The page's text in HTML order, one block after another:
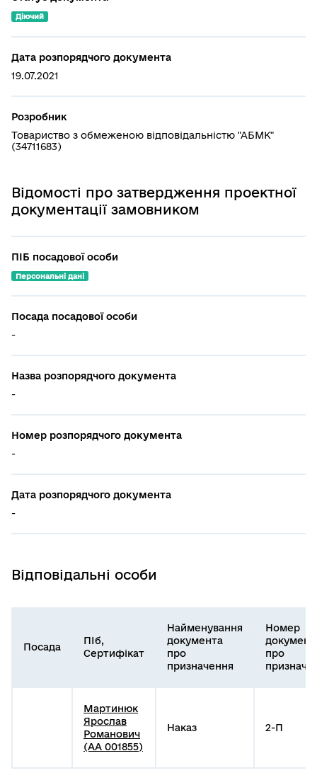
Діючий
Дата розпорядчого документа
19.07.2021
Розробник
Товариство з обмеженою відповідальністю "АБМК"
(34711683)
Відомості про затвердження проектної
документації замовником
ПІБ посадової особи
Персональні дані
Посада посадової особи
-
Назва розпорядчого документа
-
Номер розпорядчого документа
-
Дата розпорядчого документа
-
Відповідальні особи
Посада
ПІб,
Сертифікат
Найменування
документа
про
призначення
Номер
про
Мартинюк
Ярослав
Романович
(АА 001855)
Наказ 2-П